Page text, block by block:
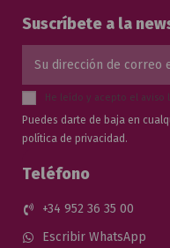
Suscríbete a la
He leído y acepto el aviso
Puedes darte de baja en
política de privacidad.
Teléfono
+34 952 36 35 00
Escribir WhatsApp